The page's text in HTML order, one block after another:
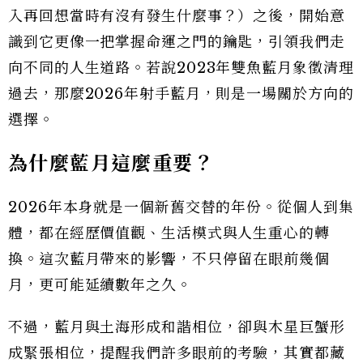
入再回想當時有沒有發生什麼事？）之後，開始意
識到它更像一把掌握命運之門的鑰匙，引領我們走
向不同的人生道路。若說2023年雙魚藍月象徵清理
過去，那麼2026年射手藍月，則是一場關於方向的
選擇。
為什麼藍月這麼重要？
2026年本身就是一個新舊交替的年份。從個人到集
體，都在經歷價值觀、生活模式與人生重心的轉
換。這次藍月帶來的影響，不只停留在眼前幾個
月，更可能延續數年之久。
不過，藍月與土海形成和諧相位，卻與木星巨蟹形
成緊張相位，提醒我們許多眼前的考驗，其實都藏